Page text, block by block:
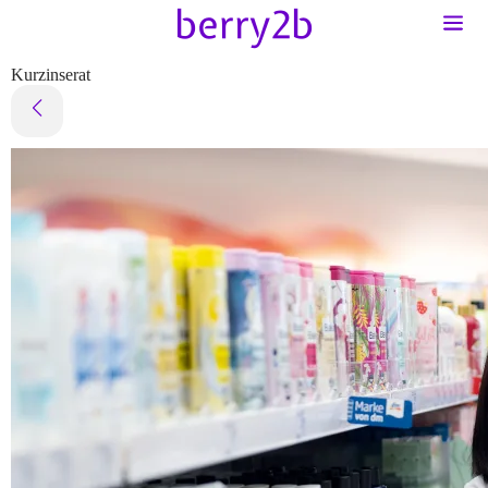
Kurzinserat